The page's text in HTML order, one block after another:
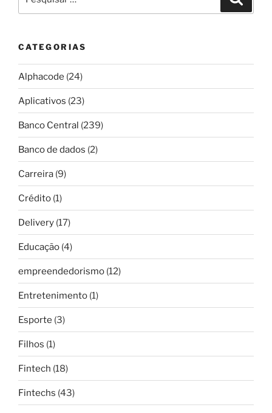
por:
CATEGORIAS
Alphacode (24)
Aplicativos (23)
Banco Central (239)
Banco de dados (2)
Carreira (9)
Crédito (1)
Delivery (17)
Educação (4)
empreendedorismo (12)
Entretenimento (1)
Esporte (3)
Filhos (1)
Fintech (18)
Fintechs (43)